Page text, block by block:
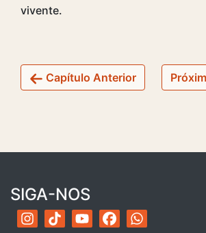
vivente.
Capítulo Anterior
SIGA-NOS